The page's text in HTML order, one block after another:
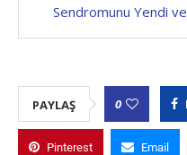
Sendromunu Yendi
PAYLAŞ 0
Pinterest Email